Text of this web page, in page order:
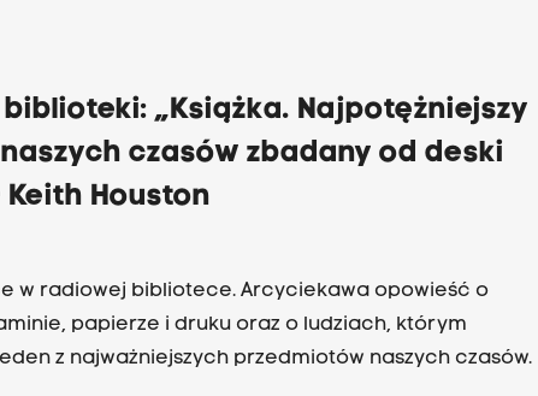
„Książka. Najpotężniejszy
czasów zbadany od deski
Keith Houston
w radiowej bibliotece. Arcyciekawa opowieść o
papierze i druku oraz o ludziach, którym
z najważniejszych przedmiotów naszych czasów.